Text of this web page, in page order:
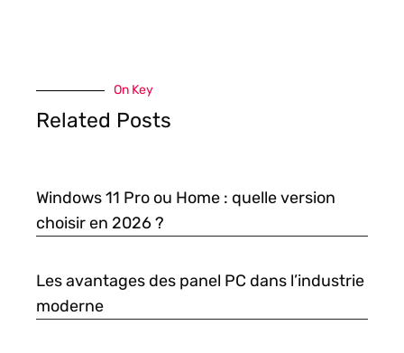
On Key
Related Posts
Windows 11 Pro ou Home : quelle version
choisir en 2026 ?
Les avantages des panel PC dans l’industrie
moderne